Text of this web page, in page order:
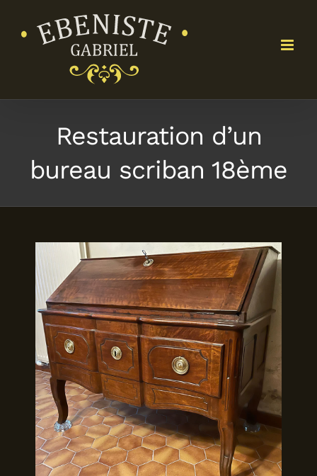
Restauration d’un
bureau scriban 18ème